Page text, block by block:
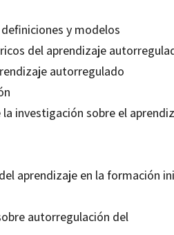
y modelos
del aprendizaje
autorregulado
investigación sobre el
aprendizaje en la formación
autorregulación del